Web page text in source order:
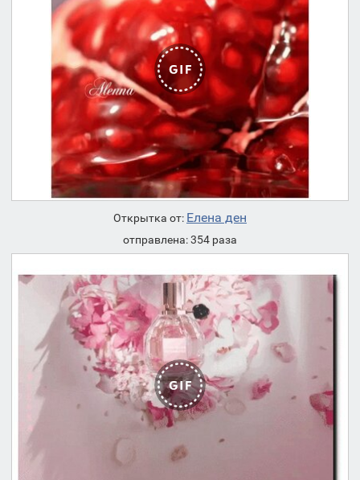
Открытка от: Елена ден
отправлена: 354 раза